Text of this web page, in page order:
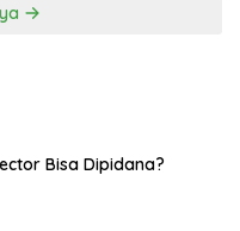
Bisa Dipidana?